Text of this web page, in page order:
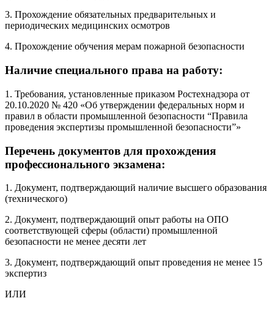
3. Прохождение обязательных предварительных и
периодических медицинских осмотров
4. Прохождение обучения мерам пожарной безопасности
Наличие специального права на работу:
1. Требования, установленные приказом Ростехнадзора от
20.10.2020 № 420 «Об утверждении федеральных норм и
правил в области промышленной безопасности “Правила
проведения экспертизы промышленной безопасности”»
Перечень документов для прохождения
профессионального экзамена:
1. Документ, подтверждающий наличие высшего образования
(технического)
2. Документ, подтверждающий опыт работы на ОПО
соответствующей сферы (области) промышленной
безопасности не менее десяти лет
3. Документ, подтверждающий опыт проведения не менее 15
экспертиз
ИЛИ